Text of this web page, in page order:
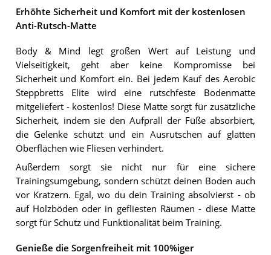
Erhöhte Sicherheit und Komfort mit der kostenlosen
Anti-Rutsch-Matte
Body & Mind legt großen Wert auf Leistung und
Vielseitigkeit, geht aber keine Kompromisse bei
Sicherheit und Komfort ein. Bei jedem Kauf des Aerobic
Steppbretts Elite wird eine rutschfeste Bodenmatte
mitgeliefert - kostenlos! Diese Matte sorgt für zusätzliche
Sicherheit, indem sie den Aufprall der Füße absorbiert,
die Gelenke schützt und ein Ausrutschen auf glatten
Oberflächen wie Fliesen verhindert.
Außerdem sorgt sie nicht nur für eine sichere
Trainingsumgebung, sondern schützt deinen Boden auch
vor Kratzern. Egal, wo du dein Training absolvierst - ob
auf Holzböden oder in gefliesten Räumen - diese Matte
sorgt für Schutz und Funktionalität beim Training.
Genieße die Sorgenfreiheit mit 100%iger